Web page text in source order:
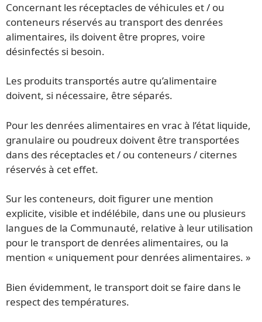
Concernant les réceptacles de véhicules et / ou
conteneurs réservés au transport des denrées
alimentaires, ils doivent être propres, voire
désinfectés si besoin.
Les produits transportés autre qu’alimentaire
doivent, si nécessaire, être séparés.
Pour les denrées alimentaires en vrac à l’état liquide,
granulaire ou poudreux doivent être transportées
dans des réceptacles et / ou conteneurs / citernes
réservés à cet effet.
Sur les conteneurs, doit figurer une mention
explicite, visible et indélébile, dans une ou plusieurs
langues de la Communauté, relative à leur utilisation
pour le transport de denrées alimentaires, ou la
mention « uniquement pour denrées alimentaires. »
Bien évidemment, le transport doit se faire dans le
respect des températures.